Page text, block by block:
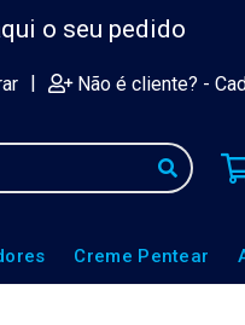
o seu pedido
| Não é cliente? -
Creme Pentear